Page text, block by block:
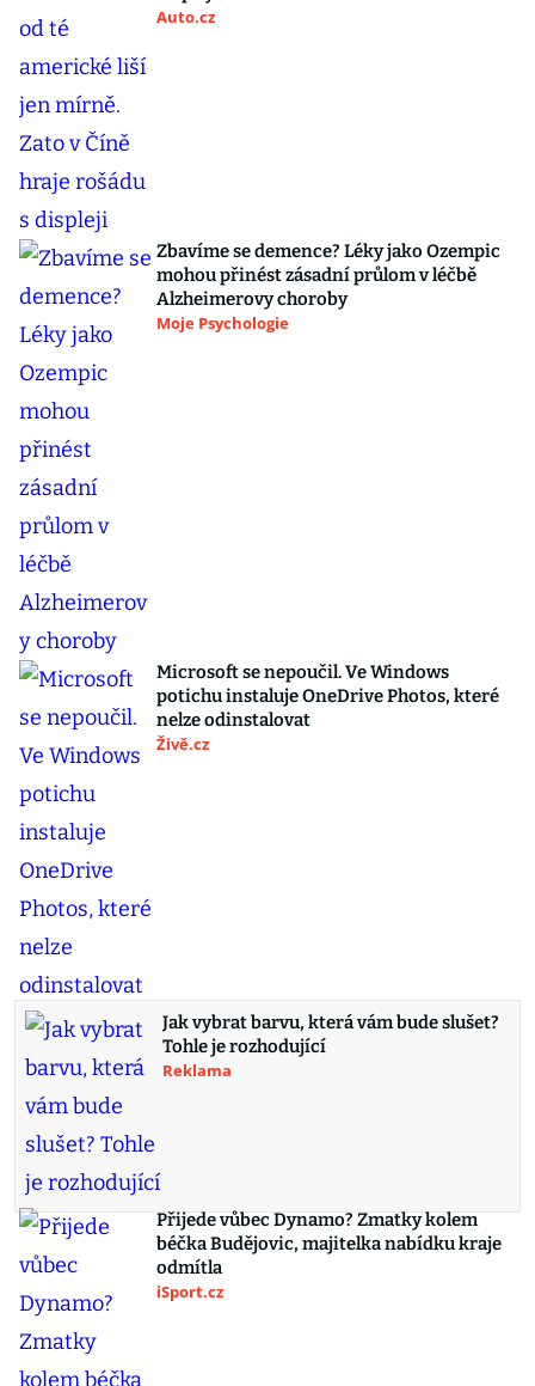
Auto.cz
Zbavíme se demence? Léky jako Ozempic
mohou přinést zásadní průlom v léčbě
Alzheimerovy choroby
Moje Psychologie
Microsoft se nepoučil. Ve Windows
potichu instaluje OneDrive Photos, které
nelze odinstalovat
Živě.cz
Jak vybrat barvu, která vám bude slušet?
Tohle je rozhodující
Reklama
Přijede vůbec Dynamo? Zmatky kolem
béčka Budějovic, majitelka nabídku kraje
odmítla
iSport.cz